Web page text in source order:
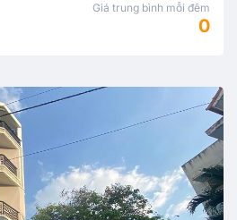
Giá trung bình mỗi đêm
0